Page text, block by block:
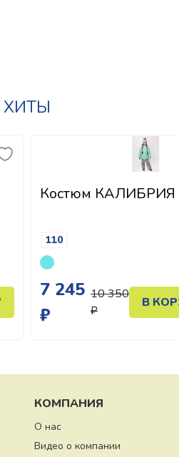
ХИТЫ
Костюм КАЛИБРИЯ
110
7 245
₽
10 350
₽
В
КОМПАНИЯ
О нас
Видео о компании